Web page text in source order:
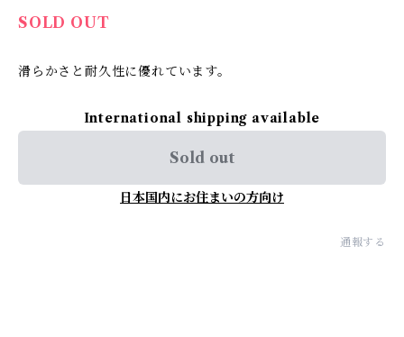
SOLD OUT
滑らかさと耐久性に優れています。
International shipping available
Sold out
日本国内にお住まいの方向け
通報する